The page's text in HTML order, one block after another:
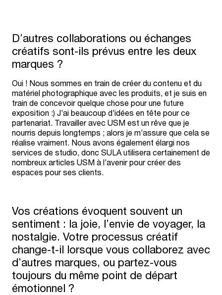
D’autres collaborations ou échanges
créatifs sont-ils prévus entre les deux
marques ?
Oui ! Nous sommes en train de créer du contenu et du
matériel photographique avec les produits, et je suis en
train de concevoir quelque chose pour une future
exposition :) J’ai beaucoup d’idées en tête pour ce
partenariat. Travailler avec USM est un rêve que je
nourris depuis longtemps ; alors je m’assure que cela se
réalise vraiment. Nous avons également élargi nos
services de studio, donc SULA utilisera certainement de
nombreux articles USM à l’avenir pour créer des
espaces pour ses clients.
Vos créations évoquent souvent un
sentiment : la joie, l’envie de voyager, la
nostalgie. Votre processus créatif
change-t-il lorsque vous collaborez avec
d’autres marques, ou partez-vous
toujours du même point de départ
émotionnel ?